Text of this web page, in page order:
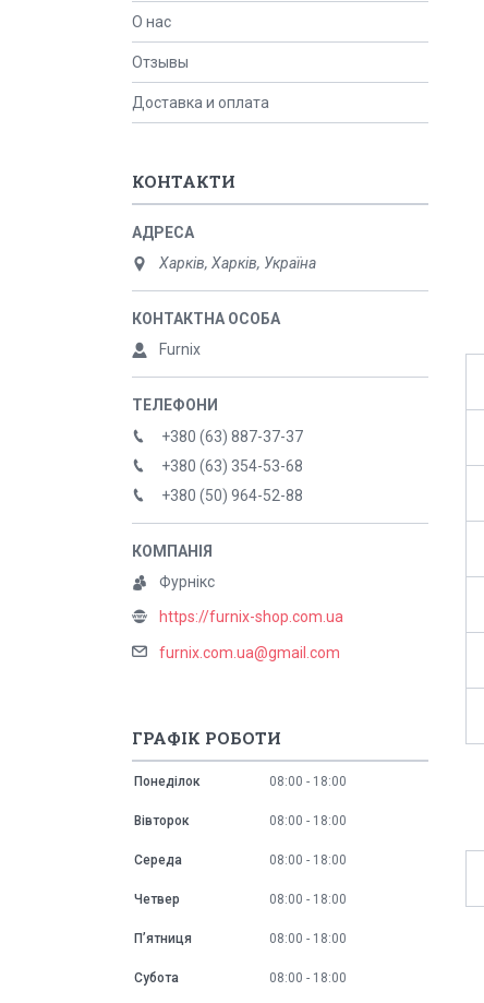
О нас
Отзывы
Доставка и оплата
КОНТАКТИ
Харків, Харків, Україна
Furnix
+380 (63) 887-37-37
+380 (63) 354-53-68
+380 (50) 964-52-88
Фурнікс
https://furnix-shop.com.ua
furnix.com.ua@gmail.com
ГРАФІК РОБОТИ
Понеділок 08:00 18:00
Вівторок 08:00 18:00
Середа 08:00 18:00
Четвер 08:00 18:00
Пʼятниця 08:00 18:00
Субота 08:00 18:00